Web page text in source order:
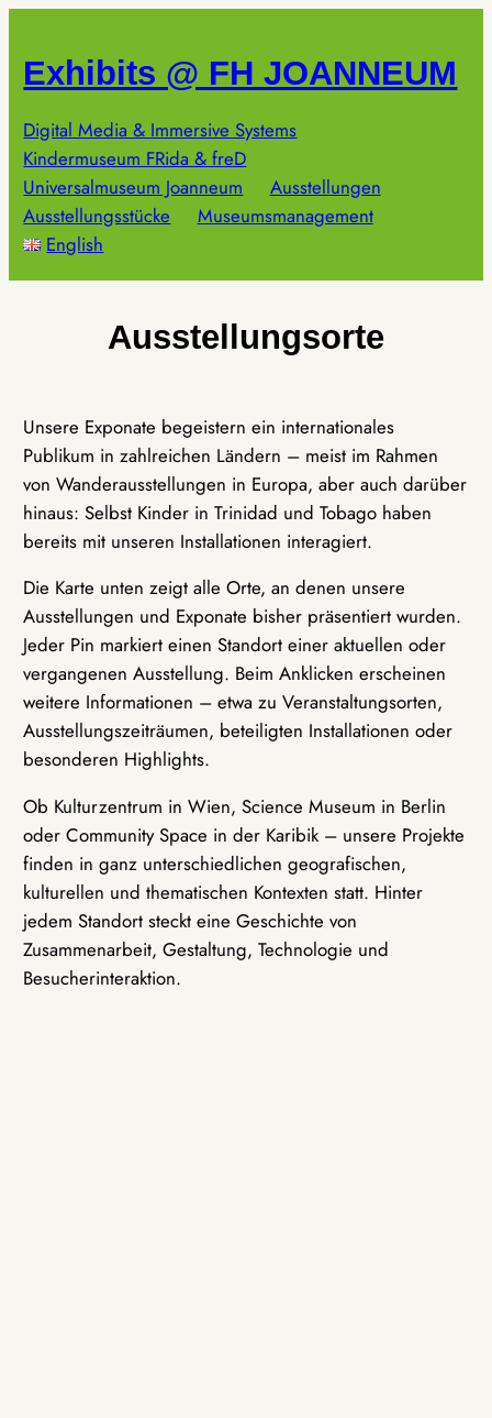
springen
Exhibits @ FH JOANNEUM
Digital Media & Immersive Systems
Kindermuseum FRida & freD
Universalmuseum Joanneum
Ausstellungen
Ausstellungsstücke
Museumsmanagement
English
Ausstellungsorte
Unsere Exponate begeistern ein internationales
Publikum in zahlreichen Ländern – meist im Rahmen
von Wanderausstellungen in Europa, aber auch darüber
hinaus: Selbst Kinder in Trinidad und Tobago haben
bereits mit unseren Installationen interagiert.
Die Karte unten zeigt alle Orte, an denen unsere
Ausstellungen und Exponate bisher präsentiert wurden.
Jeder Pin markiert einen Standort einer aktuellen oder
vergangenen Ausstellung. Beim Anklicken erscheinen
weitere Informationen – etwa zu Veranstaltungsorten,
Ausstellungszeiträumen, beteiligten Installationen oder
besonderen Highlights.
Ob Kulturzentrum in Wien, Science Museum in Berlin
oder Community Space in der Karibik – unsere Projekte
finden in ganz unterschiedlichen geografischen,
kulturellen und thematischen Kontexten statt. Hinter
jedem Standort steckt eine Geschichte von
Zusammenarbeit, Gestaltung, Technologie und
Besucherinteraktion.